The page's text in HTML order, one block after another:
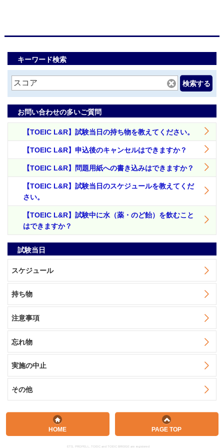
キーワード検索
検索する
お問い合わせの多いご質問
【TOEIC L&R】試験当日の持ち物を教えてください。
【TOEIC L&R】申込後のキャンセルはできますか？
【TOEIC L&R】問題用紙への書き込みはできますか？
【TOEIC L&R】試験当日のスケジュールを教えてくだ
さい。
【TOEIC L&R】試験中に水（薬・のど飴）を飲むこと
はできますか？
試験当日
スケジュール
持ち物
注意事項
忘れ物
実施の中止
その他
ETS, PROPELL, TOEIC and TOEIC BRIDGE are registered
HOME PAGE TOP